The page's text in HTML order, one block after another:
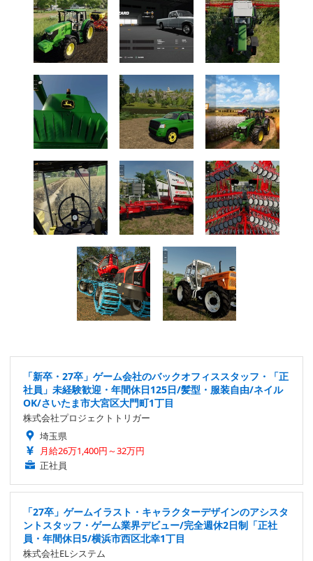
「新卒・27卒」ゲーム会社のバックオフィススタッフ・「正
社員」未経験歓迎・年間休日125日/髪型・服装自由/ネイル
OK/さいたま市大宮区大門町1丁目
株式会社プロジェクトトリガー
埼玉県
月給26万1,400円～32万円
正社員
「27卒」ゲームイラスト・キャラクターデザインのアシスタ
ントスタッフ・ゲーム業界デビュー/完全週休2日制「正社
員・年間休日5/横浜市西区北幸1丁目
株式会社ELシステム